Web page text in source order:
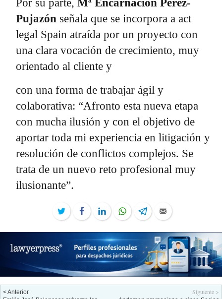
Por su parte, Mª Encarnación Pérez-
Pujazón señala que se incorpora a act
legal Spain atraída por un proyecto con
una clara vocación de crecimiento, muy
orientado al cliente y
con una forma de trabajar ágil y
colaborativa: “Afronto esta nueva etapa
con mucha ilusión y con el objetivo de
aportar toda mi experiencia en litigación y
resolución de conflictos complejos. Se
trata de un nuevo reto profesional muy
ilusionante”.
TwitterFacebookLinkedInWhatsAppTelegramEmail
< Anterior
Siguiente >